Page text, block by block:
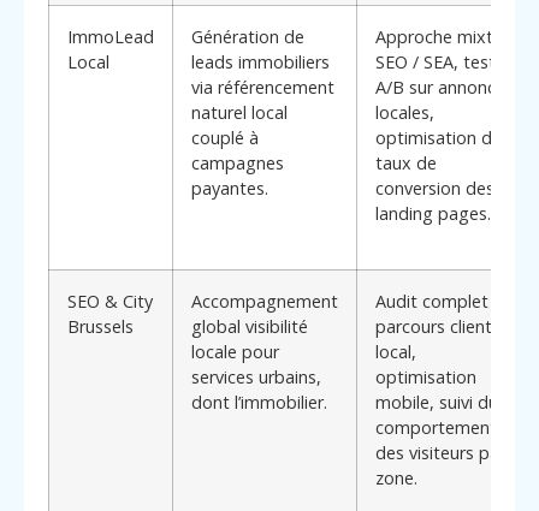
ImmoLead
Local
Génération de
leads immobiliers
via référencement
naturel local
couplé à
campagnes
payantes.
Approche mixte
SEO / SEA, tests
A/B sur annonces
locales,
optimisation du
taux de
conversion des
landing pages.
SEO & City
Brussels
Accompagnement
global visibilité
locale pour
services urbains,
dont l’immobilier.
Audit complet du
parcours client
local,
optimisation
mobile, suivi du
comportement
des visiteurs par
zone.